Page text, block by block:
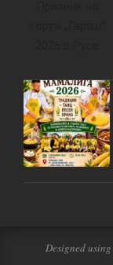
Designed using